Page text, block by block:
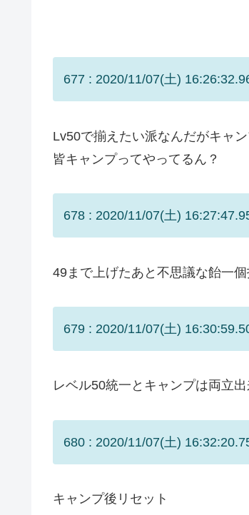
677 : 2020/11/07(土)
Lv50で揃えたい派なんだがキャ
皆キャンプってやってるん？
678 : 2020/11/07(土)
49まで上げたあと不思議な飴一
679 : 2020/11/07(土)
レベル50統一とキャンプは両立
680 : 2020/11/07(土)
キャンプ後リセット